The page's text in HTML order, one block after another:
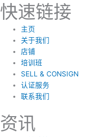
快速链接
主页
关于我们
店铺
培训班
SELL & CONSIGN
认证服务
联系我们
资讯